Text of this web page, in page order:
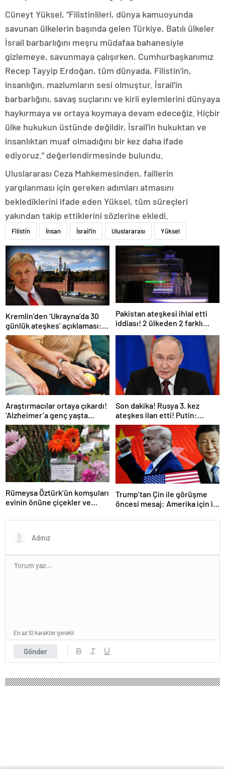
Cüneyt Yüksel, “Filistinlileri, dünya kamuoyunda
savunan ülkelerin başında gelen Türkiye, Batılı ülkeler
İsrail barbarlığını meşru müdafaa bahanesiyle
gizlemeye, savunmaya çalışırken, Cumhurbaşkanımız
Recep Tayyip Erdoğan, tüm dünyada, Filistin’in,
insanlığın, mazlumların sesi olmuştur. İsrail’in
barbarlığını, savaş suçlarını ve kirli eylemlerini dünyaya
haykırmaya ve ortaya koymaya devam edeceğiz. Hiçbir
ülke hukukun üstünde değildir, İsrail’in hukuktan ve
insanlıktan muaf olmadığını bir kez daha ifade
ediyoruz.” değerlendirmesinde bulundu.
Uluslararası Ceza Mahkemesinden, faillerin
yargılanması için gereken adımları atmasını
beklediklerini ifade eden Yüksel, tüm süreçleri
yakından takip ettiklerini sözlerine ekledi.
Filistin İnsan İsrail'in Uluslararası Yüksel
Kremlin’den ‘Ukrayna’da 30
günlük ateşkes’ açıklaması:
Bunu iyice düşünmeliyiz
Pakistan ateşkesi ihlal etti
iddiası! 2 ülkeden 2 farklı
Araştırmacılar ortaya çıkardı!
‘Alzheimer’a genç yaşta
yakalanabilirsiniz’
Son dakika! Rusya 3. kez
ateşkes ilan etti! Putin:
Erdoğan ile görüşme
gerçekleştireceğiz
Rümeysa Öztürk’ün komşuları
evinin önüne çiçekler ve
Trump’tan Çin ile görüşme
öncesi mesaj: Amerika için iyi
Gönder
En az 10 karakter gerekli